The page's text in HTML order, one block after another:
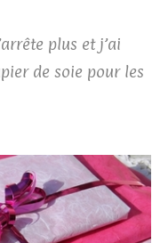
plus et j’ai
de soie pour les